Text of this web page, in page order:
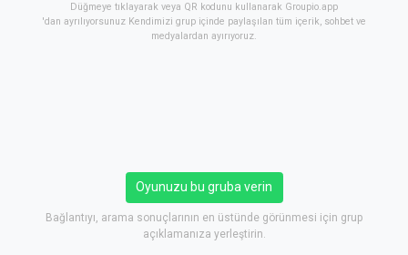
Düğmeye tıklayarak veya QR kodunu kullanarak Groupio.app
'dan ayrılıyorsunuz Kendimizi grup içinde paylaşılan tüm içerik, sohbet ve
medyalardan ayırıyoruz.
Oyunuzu bu gruba verin
Bağlantıyı, arama sonuçlarının en üstünde görünmesi için grup
açıklamanıza yerleştirin.